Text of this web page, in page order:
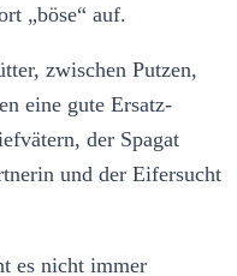
„böse“ auf.
zwischen Putzen,
eine gute Ersatz-
der Spagat
und der Eifersucht
es nicht immer